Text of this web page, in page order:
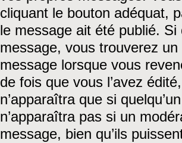
cliquant le bouton adéquat,
le message ait été publié. Si
message, vous trouverez
message lorsque vous
de fois que vous l’avez
n’apparaîtra que si
n’apparaîtra pas si un
message, bien qu’ils